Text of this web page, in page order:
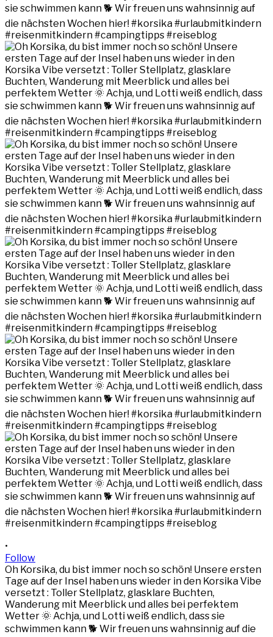
•
Follow
Oh Korsika, du bist immer noch so schön! Unsere ersten
Tage auf der Insel haben uns wieder in den Korsika Vibe
versetzt : Toller Stellplatz, glasklare Buchten,
Wanderung mit Meerblick und alles bei perfektem
Wetter 🌞 Achja, und Lotti weiß endlich, dass sie
schwimmen kann 🐕 Wir freuen uns wahnsinnig auf die